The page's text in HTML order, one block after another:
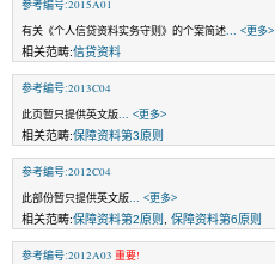
参考编号:2015A01
有关《个人信贷资料实务守则》的个案简述 ... <更多>
相关范畴:信贷资料
参考编号:2013C04
此页暂只提供英文版 ... <更多>
相关范畴:保障资料第3原则
参考编号:2012C04
此部份暂只提供英文版 ... <更多>
相关范畴:保障资料第2原则 保障资料第6原则
参考编号:2012A03 重要!